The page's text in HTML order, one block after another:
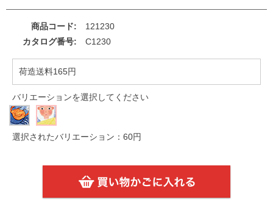
商品コード
121230
カタログ番号
C1230
荷造送料165円
バリエーションを選択してください
選択されたバリエーション：60円